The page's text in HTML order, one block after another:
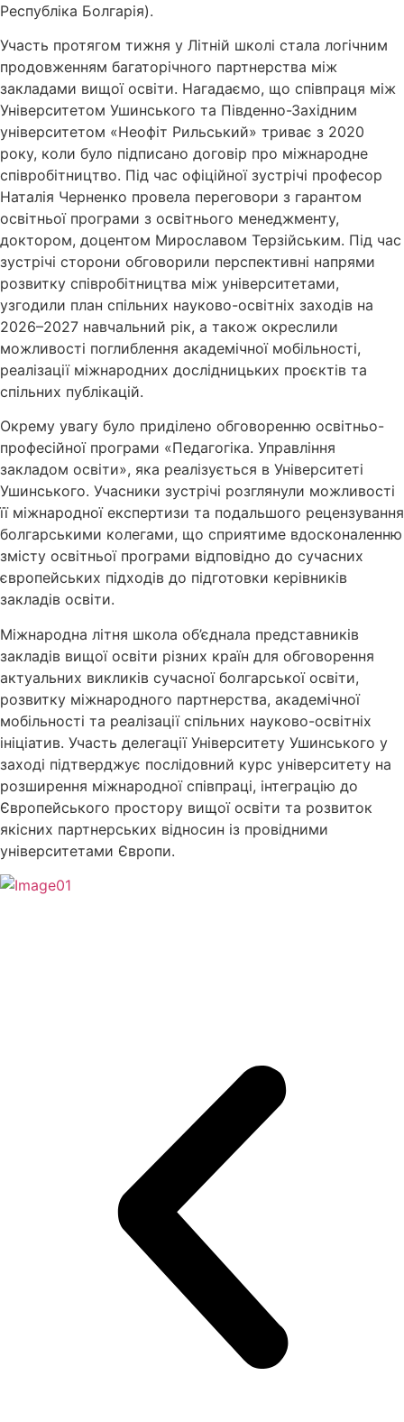
Республіка Болгарія).
Участь протягом тижня у Літній школі стала логічним
продовженням багаторічного партнерства між
закладами вищої освіти. Нагадаємо, що співпраця між
Університетом Ушинського та Південно-Західним
університетом «Неофіт Рильський» триває з 2020
року, коли було підписано договір про міжнародне
співробітництво. Під час офіційної зустрічі професор
Наталія Черненко провела переговори з гарантом
освітньої програми з освітнього менеджменту,
доктором, доцентом Мирославом Терзійським. Під час
зустрічі сторони обговорили перспективні напрями
розвитку співробітництва між університетами,
узгодили план спільних науково-освітніх заходів на
2026–2027 навчальний рік, а також окреслили
можливості поглиблення академічної мобільності,
реалізації міжнародних дослідницьких проєктів та
спільних публікацій.
Окрему увагу було приділено обговоренню освітньо-
професійної програми «Педагогіка. Управління
закладом освіти», яка реалізується в Університеті
Ушинського. Учасники зустрічі розглянули можливості
її міжнародної експертизи та подальшого рецензування
болгарськими колегами, що сприятиме вдосконаленню
змісту освітньої програми відповідно до сучасних
європейських підходів до підготовки керівників
закладів освіти.
Міжнародна літня школа об’єднала представників
закладів вищої освіти різних країн для обговорення
актуальних викликів сучасної болгарської освіти,
розвитку міжнародного партнерства, академічної
мобільності та реалізації спільних науково-освітніх
ініціатив. Участь делегації Університету Ушинського у
заході підтверджує послідовний курс університету на
розширення міжнародної співпраці, інтеграцію до
Європейського простору вищої освіти та розвиток
якісних партнерських відносин із провідними
університетами Європи.